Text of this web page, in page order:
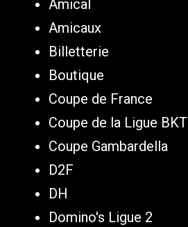
Amical
Amicaux
Billetterie
Boutique
Coupe de France
Coupe de la Ligue BKT
Coupe Gambardella
D2F
DH
Domino's Ligue 2